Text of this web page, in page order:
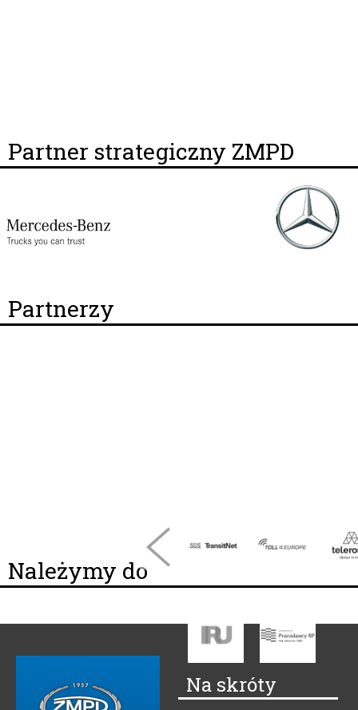
Partner strategiczny ZMPD
Partnerzy
Należymy do
Na skróty